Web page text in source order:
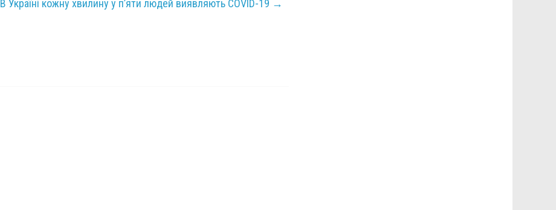
В Україні кожну хвилину у п’яти людей виявляють COVID-19 →